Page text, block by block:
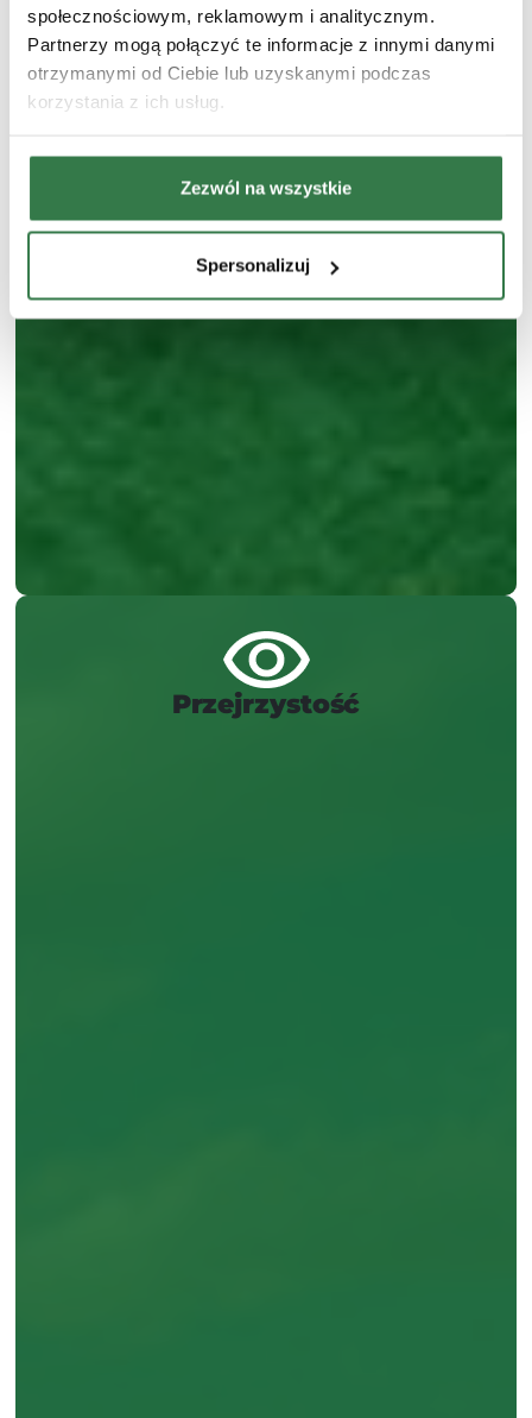
społecznościowym, reklamowym i analitycznym.
Partnerzy mogą połączyć te informacje z innymi danymi
otrzymanymi od Ciebie lub uzyskanymi podczas
korzystania z ich usług.
Zezwól na wszystkie
Spersonalizuj
Przejrzystość